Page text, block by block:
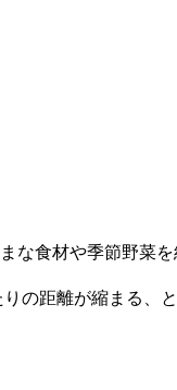
な食材や季節野
の距離が縮まる、と